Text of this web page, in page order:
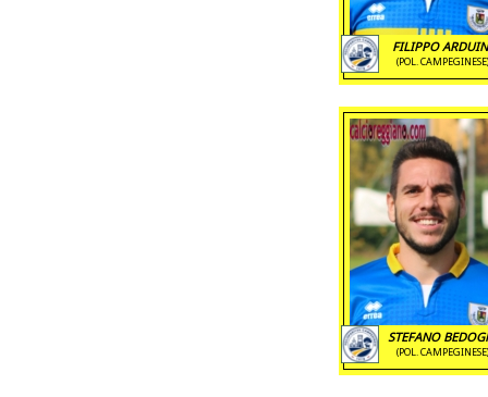
FILIPPO
(POL. CAMPEGINESE)
STEFANO
(POL. CAMPEGINESE)